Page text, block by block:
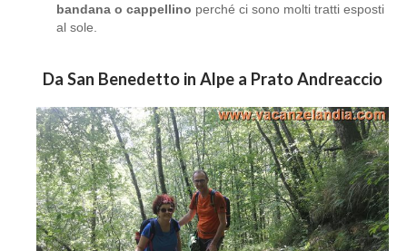
bandana o cappellino perché ci sono molti tratti esposti
al sole.
Da San Benedetto in Alpe a Prato Andreaccio